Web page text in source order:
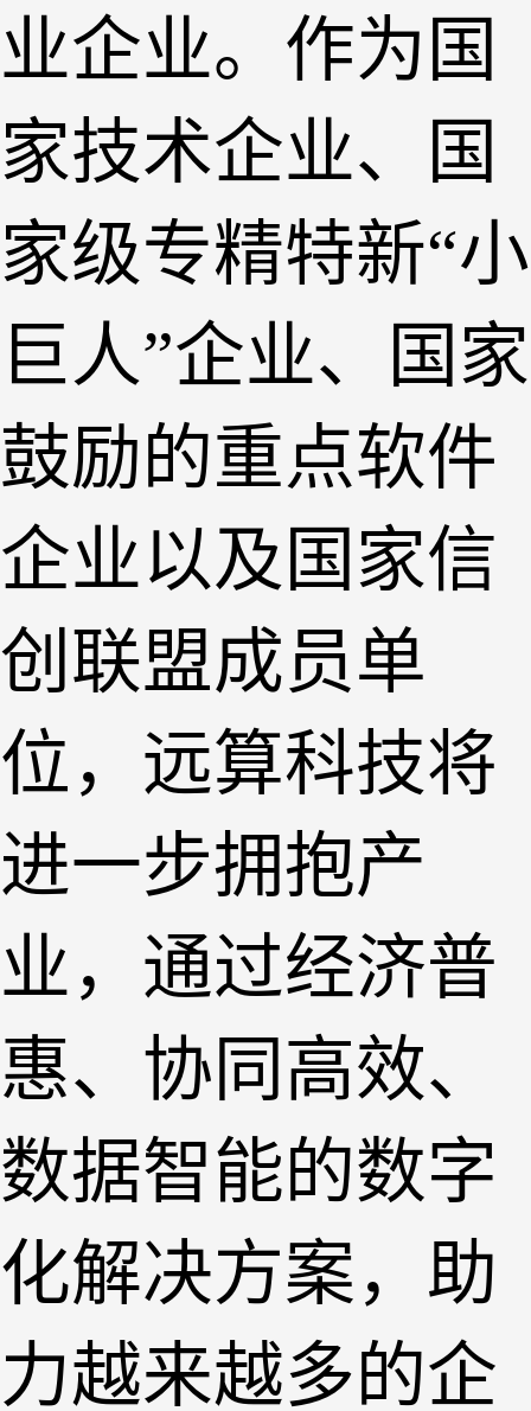
业企业。作为国
家技术企业、国
家级专精特新“小
巨人”企业、国家
鼓励的重点软件
企业以及国家信
创联盟成员单
位，远算科技将
进一步拥抱产
业，通过经济普
惠、协同高效、
数据智能的数字
化解决方案，助
力越来越多的企